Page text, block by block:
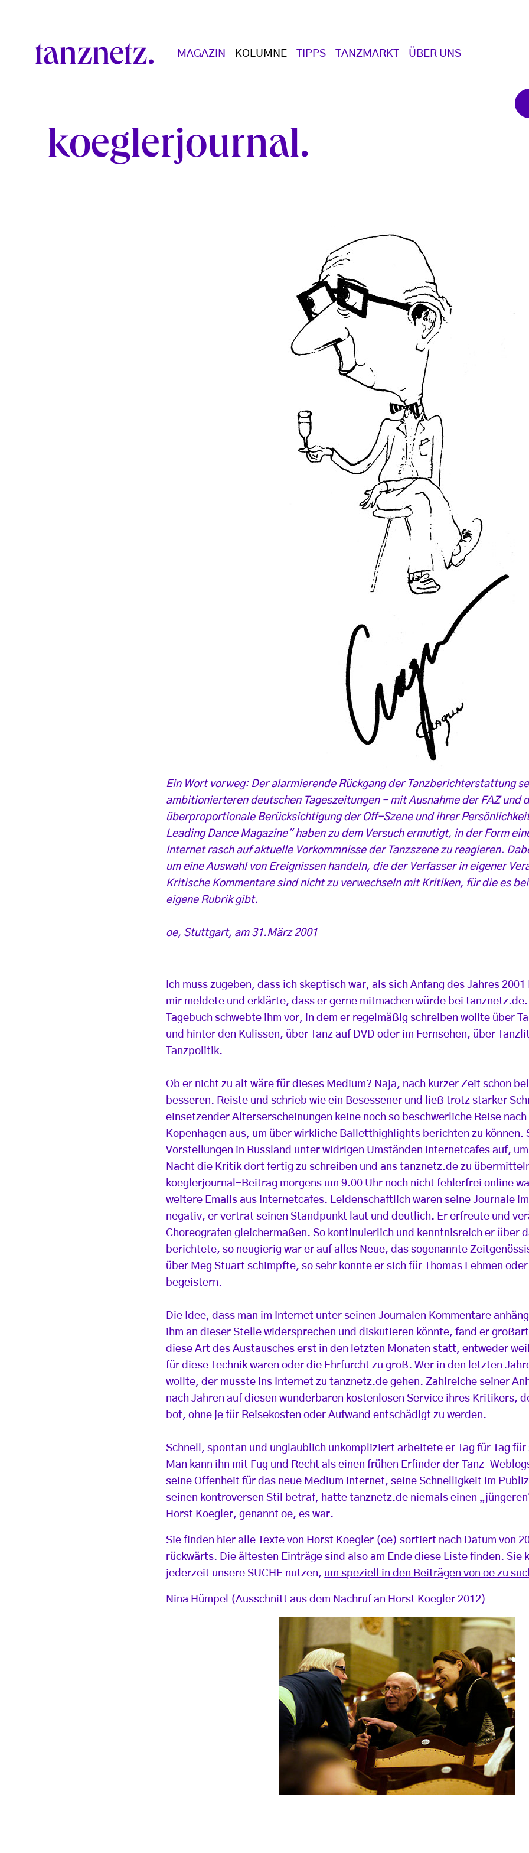
Main navigation
MAGAZIN KOLUMNE TIPPS TANZMARKT ÜBER UNS
koeglerjournal
Ein Wort vorweg: Der alarmierende Rückgang der Tanzberichterstattung
ambitionierteren deutschen Tageszeitungen - mit Ausnahme der FAZ und
überproportionale Berücksichtigung der Off-Szene und ihrer
Leading Dance Magazine" haben zu dem Versuch ermutigt, in der Form
Internet rasch auf aktuelle Vorkommnisse der Tanzszene zu reagieren.
um eine Auswahl von Ereignissen handeln, die der Verfasser in eigener
Kritische Kommentare sind nicht zu verwechseln mit Kritiken, für die es
eigene Rubrik gibt.
oe, Stuttgart, am 31.März 2001
Ich muss zugeben, dass ich skeptisch war, als sich Anfang des Jahres
mir meldete und erklärte, dass er gerne mitmachen würde bei
Tagebuch schwebte ihm vor, in dem er regelmäßig schreiben wollte über
und hinter den Kulissen, über Tanz auf DVD oder im Fernsehen, über
Tanzpolitik.
Ob er nicht zu alt wäre für dieses Medium? Naja, nach kurzer Zeit schon
besseren. Reiste und schrieb wie ein Besessener und ließ trotz starker
einsetzender Alterserscheinungen keine noch so beschwerliche Reise
Kopenhagen aus, um über wirkliche Balletthighlights berichten zu können.
Vorstellungen in Russland unter widrigen Umständen Internetcafes auf,
Nacht die Kritik dort fertig zu schreiben und ans tanznetz.de zu
koeglerjournal-Beitrag morgens um 9.00 Uhr noch nicht fehlerfrei online
weitere Emails aus Internetcafes. Leidenschaftlich waren seine Journale
negativ, er vertrat seinen Standpunkt laut und deutlich. Er erfreute und
Choreografen gleichermaßen. So kontinuierlich und kenntnisreich er über
berichtete, so neugierig war er auf alles Neue, das sogenannte
über Meg Stuart schimpfte, so sehr konnte er sich für Thomas Lehmen
begeistern.
Die Idee, dass man im Internet unter seinen Journalen Kommentare
ihm an dieser Stelle widersprechen und diskutieren könnte, fand er
diese Art des Austausches erst in den letzten Monaten statt, entweder
für diese Technik waren oder die Ehrfurcht zu groß. Wer in den letzten
wollte, der musste ins Internet zu tanznetz.de gehen. Zahlreiche seiner
nach Jahren auf diesen wunderbaren kostenlosen Service ihres Kritikers,
bot, ohne je für Reisekosten oder Aufwand entschädigt zu werden.
Schnell, spontan und unglaublich unkompliziert arbeitete er Tag für Tag
Man kann ihn mit Fug und Recht als einen frühen Erfinder der Tanz-
seine Offenheit für das neue Medium Internet, seine Schnelligkeit im
seinen kontroversen Stil betraf, hatte tanznetz.de niemals einen
Horst Koegler, genannt oe, es war.
Sie finden hier alle Texte von Horst Koegler (oe) sortiert nach Datum von
rückwärts. Die ältesten Einträge sind alsoam Ende diese Liste finden. Sie
jederzeit unsere SUCHE nutzen, um speziell in den Beiträgen von oe zu
Nina Hümpel (Ausschnitt aus dem Nachruf an Horst Koegler 2012)